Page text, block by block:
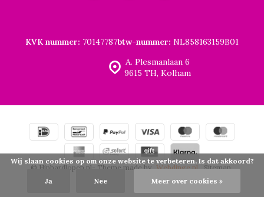
A. Plesmanlaan 6
9615 TH, Kolham
KVK nummer: 70147787btw-nummer: NL858163159B01
© Hiphardlopen.nl- Theme made by Webdinge.nl Sitemap
Wij slaan cookies op om onze website te verbeteren. Is dat akkoord?
Ja Nee Meer over cookies »